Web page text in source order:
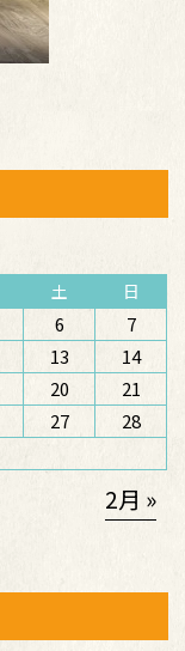
土 日
6
7
13
14
20
21
27
28
2月 »